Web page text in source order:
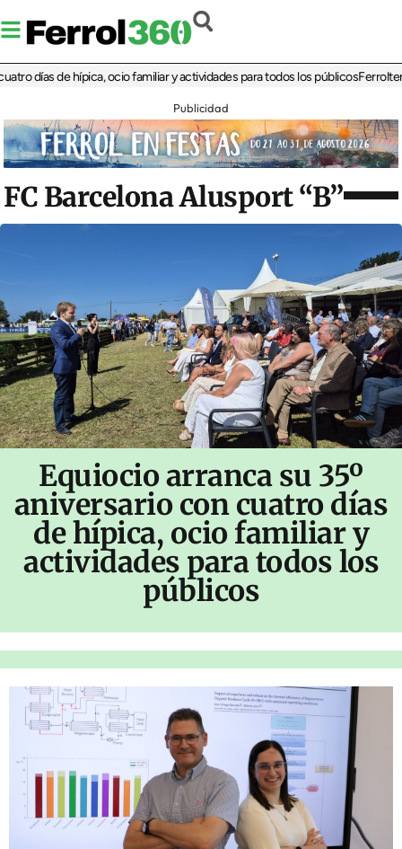
de hípica, ocio familiar y actividades para todos los públicosFerrolterra
Publicidad
FC Barcelona Alusport “B”
Equiocio arranca su 35º
aniversario con cuatro días
de hípica, ocio familiar y
actividades para todos los
públicos